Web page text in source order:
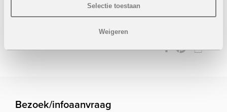
Selectie toestaan
Weigeren
Bezoek/infoaanvraag